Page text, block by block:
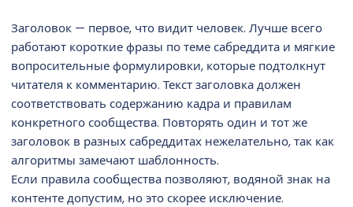
Заголовок — первое, что видит человек. Лучше всего
работают короткие фразы по теме сабреддита и мягкие
вопросительные формулировки, которые подтолкнут
читателя к комментарию. Текст заголовка должен
соответствовать содержанию кадра и правилам
конкретного сообщества. Повторять один и тот же
заголовок в разных сабреддитах нежелательно, так как
алгоритмы замечают шаблонность.
Если правила сообщества позволяют, водяной знак на
контенте допустим, но это скорее исключение.